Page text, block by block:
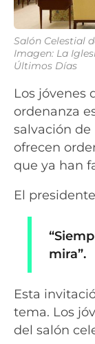
Salón Celestial
Imagen: La
Últimos Días
Los jóvenes
ordenanza
salvación de
ofrecen
que ya han
El
mira”.
Esta
tema. Los
del salón